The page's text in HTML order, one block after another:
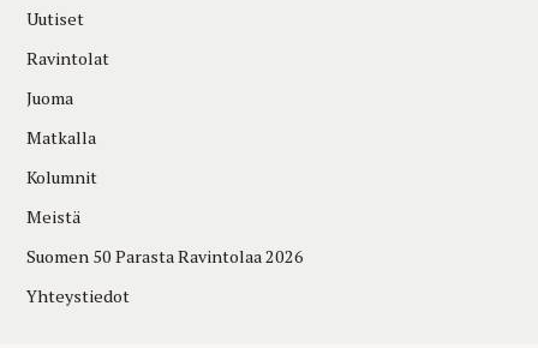
Uutiset
Ravintolat
Juoma
Matkalla
Kolumnit
Meistä
Suomen 50 Parasta Ravintolaa 2026
Yhteystiedot